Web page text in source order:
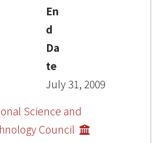
En
d
Da
te
July 31, 2009
Science and
Council